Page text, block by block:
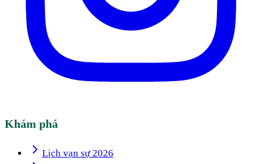
Khám phá
Lịch vạn sự 2026